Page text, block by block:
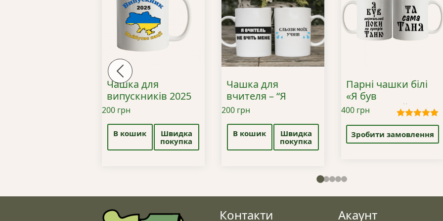
Previous
Чашка для
випускників 2025
200 грн
В кошик
Швидка
покупка
Чашка для
вчителя – “Я
вчитель, не вчіть
мене”
200 грн
В кошик
Швидка
покупка
Парні чашки білі
«Я був
нормальний»
Оцінено в
5.00з 5
400 грн
Зробити замовлення
Цей
товар
має
Параметри
на
Контакти Акаунт